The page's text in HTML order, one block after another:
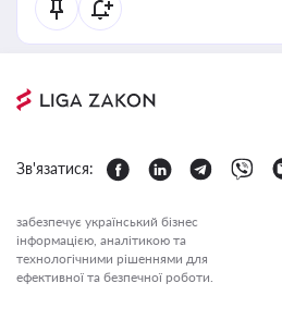
Зв'язатися:
забезпечує український бізнес
інформацією, аналітикою та
технологічними рішеннями для
ефективної та безпечної роботи.